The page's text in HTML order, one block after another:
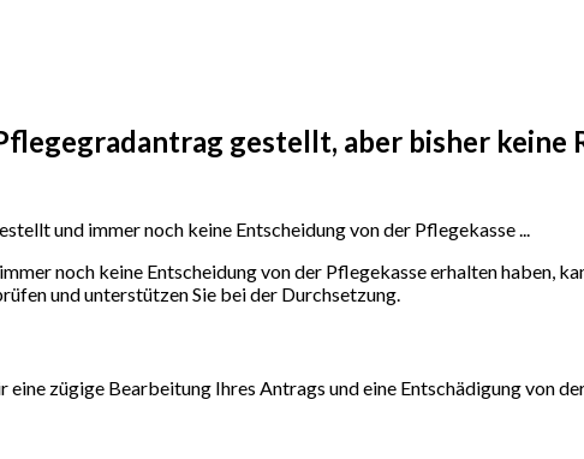
gestellt, aber bisher keine
und immer noch keine Entscheidung von der Pflegekasse ...
noch keine Entscheidung von der Pflegekasse erhalten haben,
und unterstützen Sie bei der Durchsetzung.
zügige Bearbeitung Ihres Antrags und eine Entschädigung von